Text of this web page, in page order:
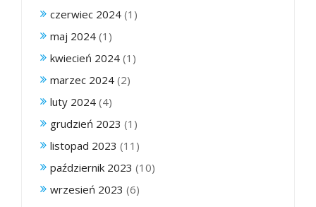
czerwiec 2024 (1)
maj 2024 (1)
kwiecień 2024 (1)
marzec 2024 (2)
luty 2024 (4)
grudzień 2023 (1)
listopad 2023 (11)
październik 2023 (10)
wrzesień 2023 (6)